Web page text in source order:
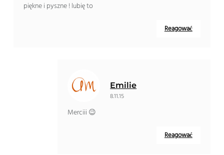
piękne i pyszne ! lubię to
Reagować
Emilie
8.11.15
Merciii 😉
Reagować